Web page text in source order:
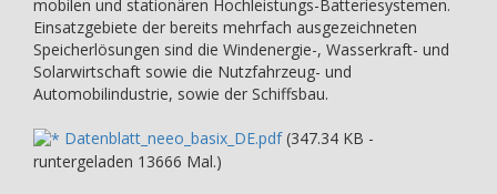
mobilen und stationären Hochleistungs-Batteriesystemen.
Einsatzgebiete der bereits mehrfach ausgezeichneten
Speicherlösungen sind die Windenergie-, Wasserkraft- und
Solarwirtschaft sowie die Nutzfahrzeug- und
Automobilindustrie, sowie der Schiffsbau.
Datenblatt_neeo_basix_DE.pdf(347.34 KB -
runtergeladen 13666 Mal.)